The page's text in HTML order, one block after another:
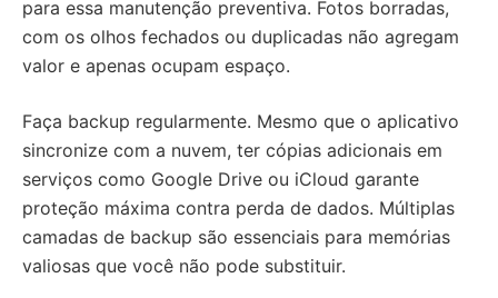
para essa manutenção preventiva. Fotos borradas,
com os olhos fechados ou duplicadas não agregam
valor e apenas ocupam espaço.
Faça backup regularmente. Mesmo que o aplicativo
sincronize com a nuvem, ter cópias adicionais em
serviços como Google Drive ou iCloud garante
proteção máxima contra perda de dados. Múltiplas
camadas de backup são essenciais para memórias
valiosas que você não pode substituir.